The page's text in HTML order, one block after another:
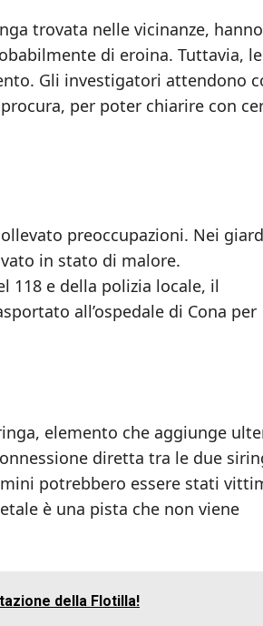
trovata nelle vicinanze, hanno
di eroina. Tuttavia, le
Gli investigatori attendono
per poter chiarire con
preoccupazioni. Nei
in stato di malore.
118 e della polizia locale, il
all’ospedale di Cona per
elemento che aggiunge
diretta tra le due
potrebbero essere stati
è una pista che non viene
della Flotilla!